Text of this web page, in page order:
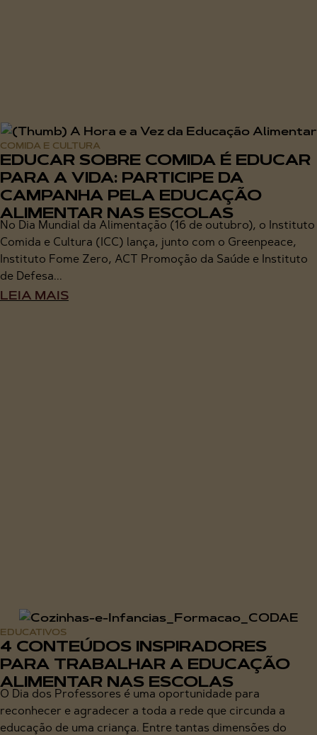
COMIDA E CULTURA
EDUCAR SOBRE COMIDA É EDUCAR
PARA A VIDA: PARTICIPE DA
CAMPANHA PELA EDUCAÇÃO
ALIMENTAR NAS ESCOLAS
No Dia Mundial da Alimentação (16 de outubro), o Instituto
Comida e Cultura (ICC) lança, junto com o Greenpeace,
Instituto Fome Zero, ACT Promoção da Saúde e Instituto
de Defesa...
LEIA MAIS
EDUCATIVOS
4 CONTEÚDOS INSPIRADORES
PARA TRABALHAR A EDUCAÇÃO
ALIMENTAR NAS ESCOLAS
O Dia dos Professores é uma oportunidade para
reconhecer e agradecer a toda a rede que circunda a
educação de uma criança. Entre tantas dimensões do